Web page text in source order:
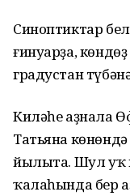
Синоптиктар
ғинуарҙа,
градустан
Киләһе аҙнала
Татьяна
йылыта. Шул уҡ
ҡалаһында бер